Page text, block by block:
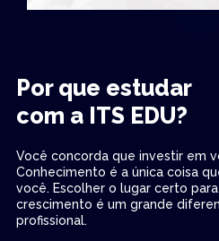
Por que estudar
com a ITS EDU?
Você concorda que investir em
Conhecimento é a única coisa
você. Escolher o lugar certo
crescimento é um grande
profissional.